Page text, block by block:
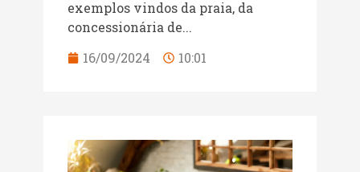
exemplos vindos da praia, da
concessionária de...
16/09/2024
10:01